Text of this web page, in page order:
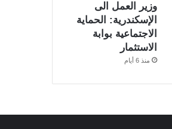
وزير العمل الى
الإسكندرية: الحماية
الاجتماعية بوابة
الاستثمار
منذ 6 أيام